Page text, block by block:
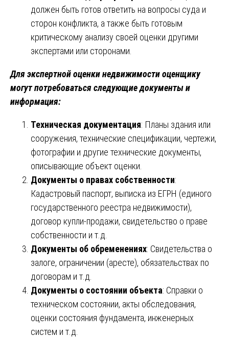
должен быть готов ответить на вопросы суда и
сторон конфликта, а также быть готовым
критическому анализу своей оценки другими
экспертами или сторонами.
Для экспертной оценки недвижимости оценщику
могут потребоваться следующие документы и
информация:
Техническая документация: Планы здания или
сооружения, технические спецификации, чертежи,
фотографии и другие технические документы,
описывающие объект оценки.
Документы о правах собственности:
Кадастровый паспорт, выписка из ЕГРН (единого
государственного реестра недвижимости),
договор купли-продажи, свидетельство о праве
собственности и т.д.
Документы об обременениях: Свидетельства о
залоге, ограничении (аресте), обязательствах по
договорам и т.д.
Документы о состоянии объекта: Справки о
техническом состоянии, акты обследования,
оценки состояния фундамента, инженерных
систем и т.д.